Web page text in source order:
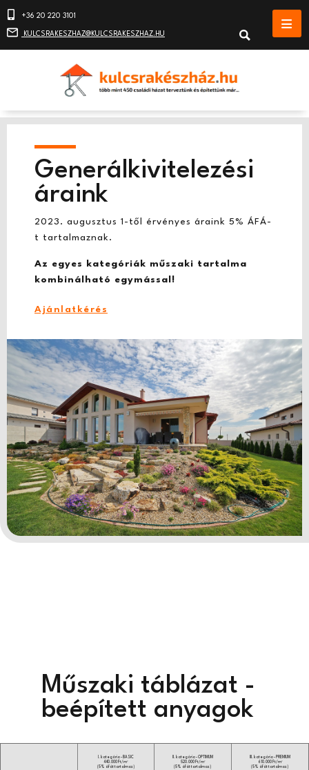
+36 20 220 3101
KULCSRAKESZHAZ@KULCSRAKESZHAZ.HU
Generálkivitelezési
áraink
2023. augusztus 1-től érvényes áraink 5% ÁFÁ-
t tartalmaznak.
Az egyes kategóriák műszaki tartalma
kombinálható egymással!
Ajánlatkérés
Műszaki táblázat -
beépített anyagok
I. kategória - BASIC
440.000 Ft/m²
(5% áfát tartalmaz)
II. kategória - OPTIMUM
520.000 Ft/m²
(5% áfát tartalmaz)
III. kategória - PREMIUM
610.000 Ft/m²
(5% áfát tartalmaz)